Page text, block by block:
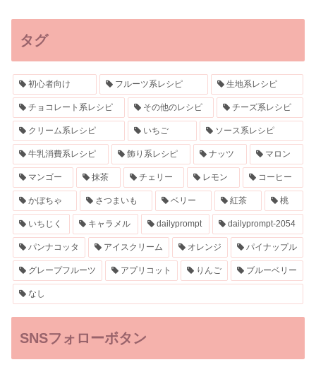
タグ
初心者向け フルーツ系レシピ 生地系レシピ
チョコレート系レシピ その他のレシピ チーズ系レシピ
クリーム系レシピ いちご ソース系レシピ
牛乳消費系レシピ 飾り系レシピ ナッツ マロン
マンゴー 抹茶 チェリー レモン コーヒー
かぼちゃ さつまいも ベリー 紅茶 桃
いちじく キャラメル dailyprompt dailyprompt-2054
パンナコッタ アイスクリーム オレンジ パイナップル
グレープフルーツ アプリコット りんご ブルーベリー
なし
SNSフォローボタン